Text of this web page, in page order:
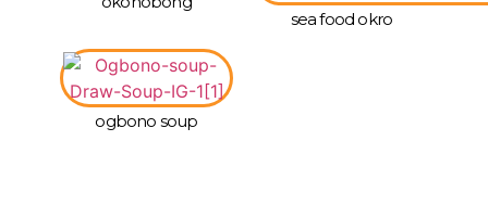
sea food okro
ogbono soup